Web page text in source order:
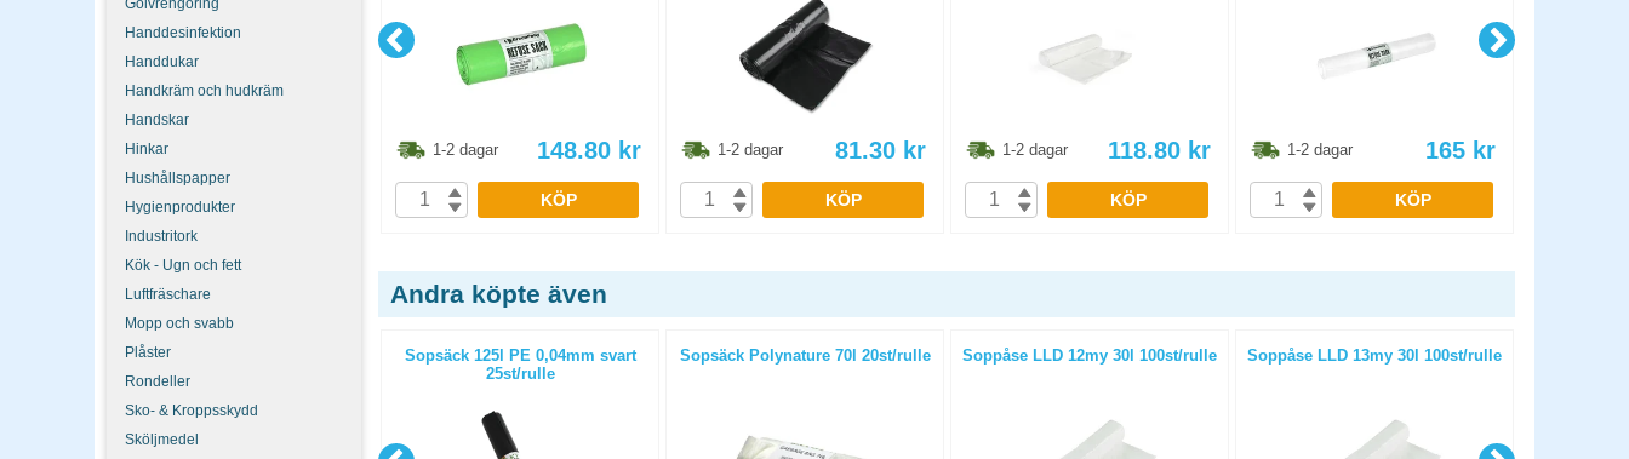
Golvrengöring
Handdesinfektion
Handdukar
Handkräm och hudkräm
Handskar
Hinkar
Hushållspapper
Hygienprodukter
Industritork
Kök - Ugn och fett
Luftfräschare
Mopp och svabb
Plåster
Rondeller
Sko- & Kroppsskydd
Sköljmedel
1-2 dagar 1-2 dagar 148.80 kr
KÖP
1-2 dagar 81.30 kr
KÖP
1-2 dagar 118.80 kr
KÖP
1-2 dagar 165 kr
KÖP
Andra köpte även
Torkrulle Tork Basic M1 gul 11st/fp
Sopsäck 125l PE 0,04mm svart
25st/rulle
Sopsäck Polynature 70l 20st/rulle Soppåse LLD 12my 30l 100st/rulle Soppåse LLD 13my 30l 100st/rulle